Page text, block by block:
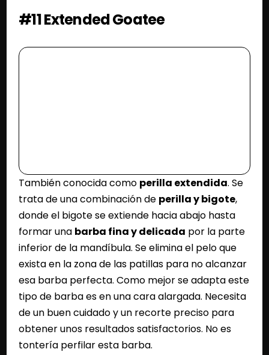
#11 Extended Goatee
También conocida como perilla extendida. Se
trata de una combinación de perilla y bigote,
donde el bigote se extiende hacia abajo hasta
formar una barba fina y delicada por la parte
inferior de la mandíbula. Se elimina el pelo que
exista en la zona de las patillas para no alcanzar
esa barba perfecta. Como mejor se adapta este
tipo de barba es en una cara alargada. Necesita
de un buen cuidado y un recorte preciso para
obtener unos resultados satisfactorios. No es
tontería perfilar esta barba.